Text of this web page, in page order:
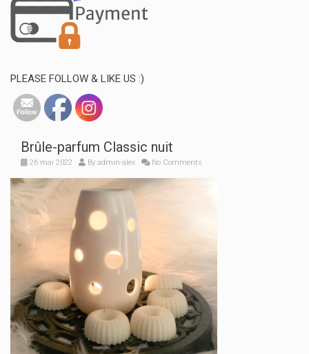
PLEASE FOLLOW & LIKE US :)
Brûle-parfum Classic nuit
26 mai 2022 By admin-alex No Comments